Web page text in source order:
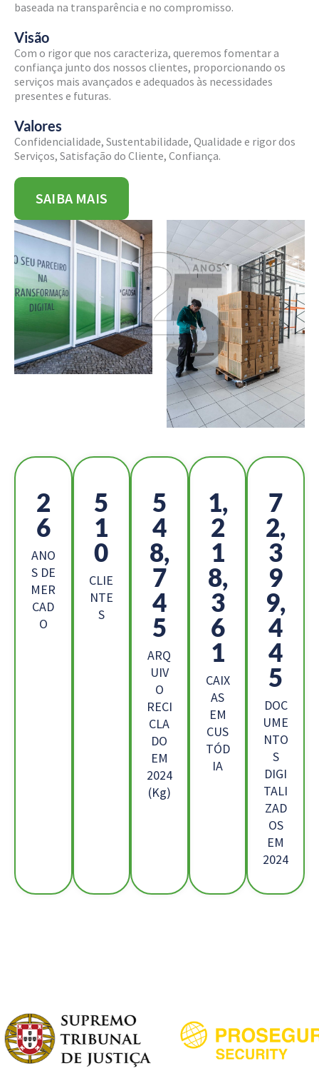
baseada na transparência e no compromisso.
Visão
Com o rigor que nos caracteriza, queremos fomentar a
confiança junto dos nossos clientes, proporcionando os
serviços mais avançados e adequados às necessidades
presentes e futuras.
Valores
Confidencialidade, Sustentabilidade, Qualidade e rigor dos
Serviços, Satisfação do Cliente, Confiança.
SAIBA MAIS
2
6
ANO
S DE
MER
CAD
O
5
1
0
CLIE
NTE
S
5
4
8,
7
4
5
ARQ
UIV
O
RECI
CLA
DO
EM
2024
(Kg)
1,
2
1
8,
3
6
1
CAIX
AS
EM
CUS
TÓD
IA
7
2,
3
9
9,
4
4
5
DOC
UME
NTO
S
DIGI
TALI
ZAD
OS
EM
2024